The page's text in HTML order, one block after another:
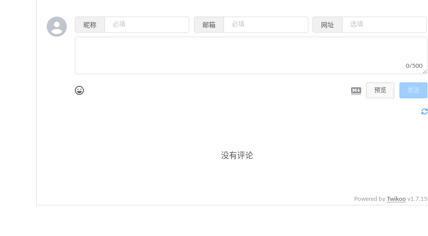
昵称 邮箱 网址
0/500
预览 发送
没有评论
Powered by Twikoo v1.7.15